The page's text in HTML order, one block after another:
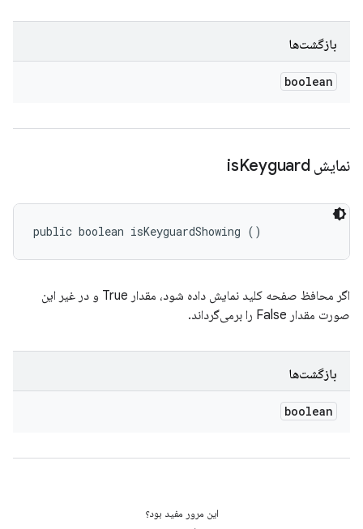
بازگشت‌ها
boolean
نمایش isKeyguard
public boolean isKeyguardShowing ()
اگر محافظ صفحه کلید نمایش داده شود، مقدار True و در غیر این
صورت مقدار False را برمی‌گرداند.
بازگشت‌ها
boolean
این مرور مفید بود؟